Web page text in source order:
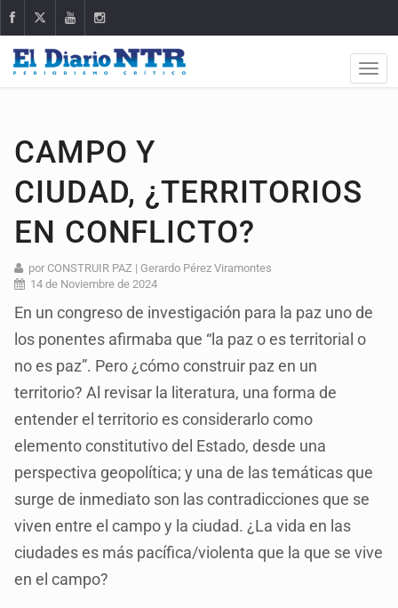
CAMPO Y
CIUDAD, ¿TERRITORIOS
EN CONFLICTO?
por CONSTRUIR PAZ | Gerardo Pérez Viramontes
14 de Noviembre de 2024
En un congreso de investigación para la paz uno de
los ponentes afirmaba que “la paz o es territorial o
no es paz”. Pero ¿cómo construir paz en un
territorio? Al revisar la literatura, una forma de
entender el territorio es considerarlo como
elemento constitutivo del Estado, desde una
perspectiva geopolítica; y una de las temáticas que
surge de inmediato son las contradicciones que se
viven entre el campo y la ciudad. ¿La vida en las
ciudades es más pacífica/violenta que la que se vive
en el campo?